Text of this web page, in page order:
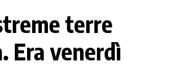
terre
Era venerdì